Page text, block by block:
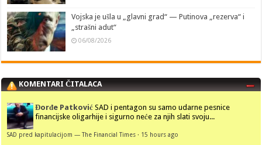
Vojska je ušla u „glavni grad“ — Putinova „rezerva“ i
„strašni adut“
06/08/2026
KOMENTARI ČITALACA
Đorđe Patković SAD i pentagon su samo udarne pesnice
financijske oligarhije i sigurno neće za njih slati svoju...
SAD pred kapitulacijom — The Financial Times · 15 hours ago